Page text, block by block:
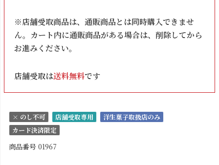
※店舗受取商品は、通販商品とは同時購入できませ
ん。カート内に通販商品がある場合は、削除してから
お進みください。
店舗受取は送料無料です
× のし不可 店舗受取専用
洋生菓子取扱店のみ
カード決済限定
商品番号 01967